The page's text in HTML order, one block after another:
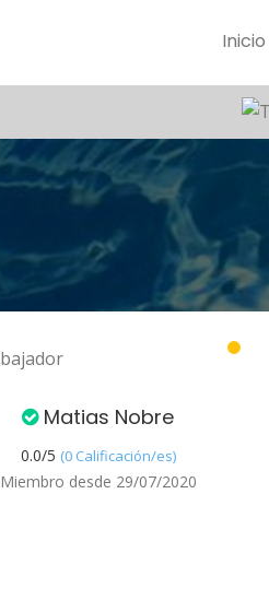
Inicio
Matias Nobre
0.0/5 (0 Calificación/es)
Miembro desde 29/07/2020